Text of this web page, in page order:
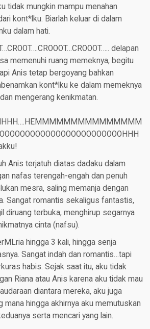
tidak mungkin mampu menahan
kont*lku. Biarlah keluar di dalam
dalam hati.
delapan
memenuhi ruang memeknya, begitu
Anis tetap bergoyang bahkan
kont*lku ke dalam memeknya
mengerang kenikmatan.
Anis terjatuh diatas dadaku dalam
nafas terengah-engah dan penuh
mesra, saling memanja dengan
Sangat romantis sekaligus fantastis,
diruang terbuka, menghirup segarnya
cinta (nafsu).
hingga 3 kali, hingga senja
Sangat indah dan romantis…tapi
habis. Sejak saat itu, aku tidak
Riana atau Anis karena aku tidak mau
diantara mereka, aku juga
mana hingga akhirnya aku memutuskan
serta mencari yang lain.